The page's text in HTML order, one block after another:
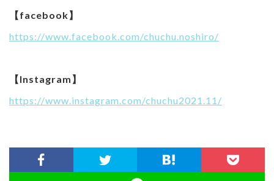
【facebook】
https://www.facebook.com/chuchu.noshiro/
【Instagram】
https://www.instagram.com/chuchu2021.11/